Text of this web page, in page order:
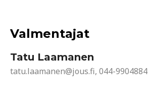
Valmentajat
Tatu Laamanen
tatu.laamanen@jous.fi, 044-9904884